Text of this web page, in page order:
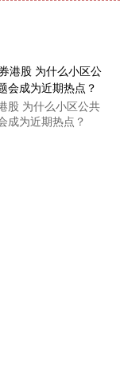
股 为什么小区公共
成为近期热点？